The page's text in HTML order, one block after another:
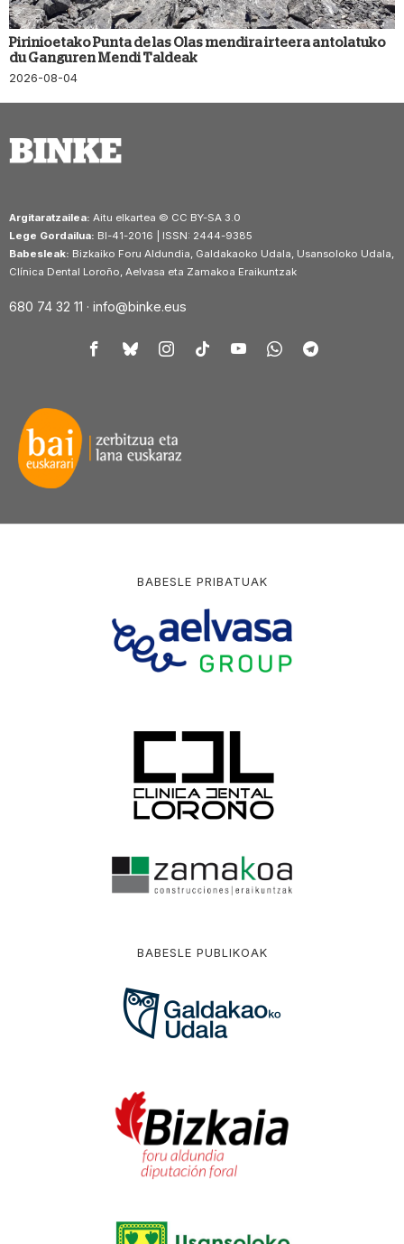
Pirinioetako Punta de las Olas mendira irteera antolatuko
du Ganguren Mendi Taldeak
2026-08-04
Argitaratzailea: Aitu elkartea © CC BY-SA 3.0
Lege Gordailua: BI-41-2016 | ISSN: 2444-9385
Babesleak: Bizkaiko Foru Aldundia, Galdakaoko Udala, Usansoloko Udala,
Clínica Dental Loroño, Aelvasa eta Zamakoa Eraikuntzak
680 74 32 11 · info@binke.eus
BABESLE PRIBATUAK
BABESLE PUBLIKOAK